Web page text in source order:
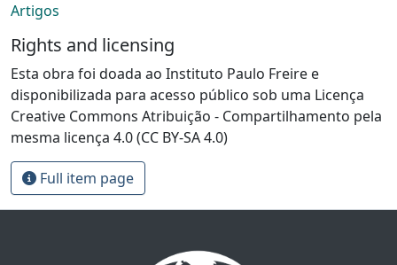
Artigos
Rights and licensing
Esta obra foi doada ao Instituto Paulo Freire e
disponibilizada para acesso público sob uma Licença
Creative Commons Atribuição - Compartilhamento pela
mesma licença 4.0 (CC BY-SA 4.0)
Full item page